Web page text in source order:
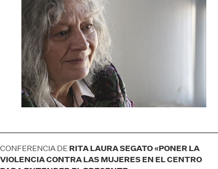
CONFERENCIA DE RITA LAURA SEGATO «PONER LA
VIOLENCIA CONTRA LAS MUJERES EN EL CENTRO